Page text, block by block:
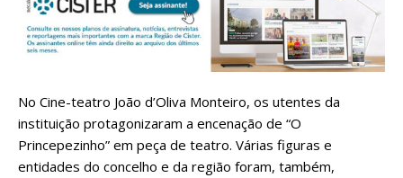
No Cine-teatro João d’Oliva Monteiro, os utentes da
instituição protagonizaram a encenação de “O
Princepezinho” em peça de teatro. Várias figuras e
entidades do concelho e da região foram, também,